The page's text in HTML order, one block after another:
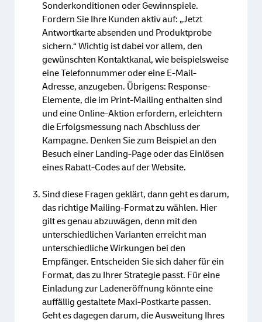
Sonderkonditionen oder Gewinnspiele.
Fordern Sie Ihre Kunden aktiv auf: „Jetzt
Antwortkarte absenden und Produktprobe
sichern.“ Wichtig ist dabei vor allem, den
gewünschten Kontaktkanal, wie beispielsweise
eine Telefonnummer oder eine E-Mail-
Adresse, anzugeben. Übrigens: Response-
Elemente, die im Print-Mailing enthalten sind
und eine Online-Aktion erfordern, erleichtern
die Erfolgsmessung nach Abschluss der
Kampagne. Denken Sie zum Beispiel an den
Besuch einer Landing-Page oder das Einlösen
eines Rabatt-Codes auf der Website.
Sind diese Fragen geklärt, dann geht es darum,
das richtige Mailing-Format zu wählen. Hier
gilt es genau abzuwägen, denn mit den
unterschiedlichen Varianten erreicht man
unterschiedliche Wirkungen bei den
Empfänger. Entscheiden Sie sich daher für ein
Format, das zu Ihrer Strategie passt. Für eine
Einladung zur Ladeneröffnung könnte eine
auffällig gestaltete Maxi-Postkarte passen.
Geht es dagegen darum, die Ausweitung Ihres